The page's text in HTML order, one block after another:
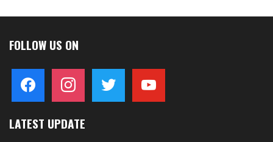
FOLLOW US ON
facebook instagram twitter youtube
LATEST UPDATE